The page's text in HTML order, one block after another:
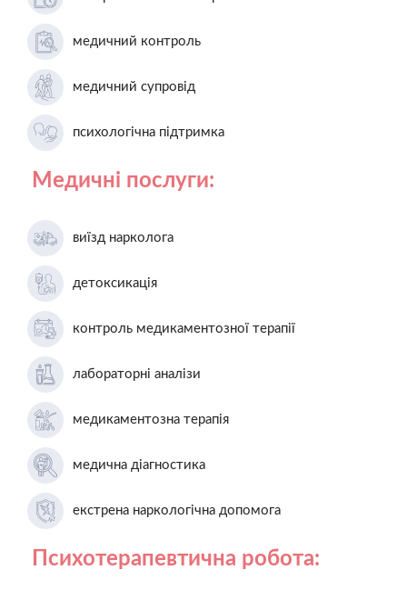
медичний контроль
медичний супровід
психологічна підтримка
Медичні послуги:
виїзд нарколога
детоксикація
контроль медикаментозної терапії
лабораторні аналізи
медикаментозна терапія
медична діагностика
екстрена наркологічна допомога
Психотерапевтична робота: